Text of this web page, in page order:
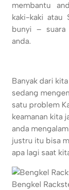
membantu
kaki-kaki atau
bunyi – suara
anda.
Banyak dari
sedang
satu problem
keamanan kita
anda
justru itu bisa
apa lagi saat
Bengkel